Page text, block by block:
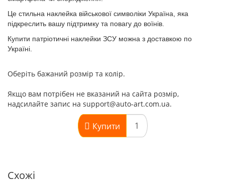
Це стильна наклейка військової символіки Україна , яка
підкреслить вашу підтримку та повагу до воїнів.
Купити патріотичні наклейки ЗСУ можна з доставкою по
Україні.
Оберіть бажаний розмір та колір.
Якщо вам потрібен не вказаний на сайта розмір,
надсилайте запис на support@auto-art.com.ua.
Купити
Схожі